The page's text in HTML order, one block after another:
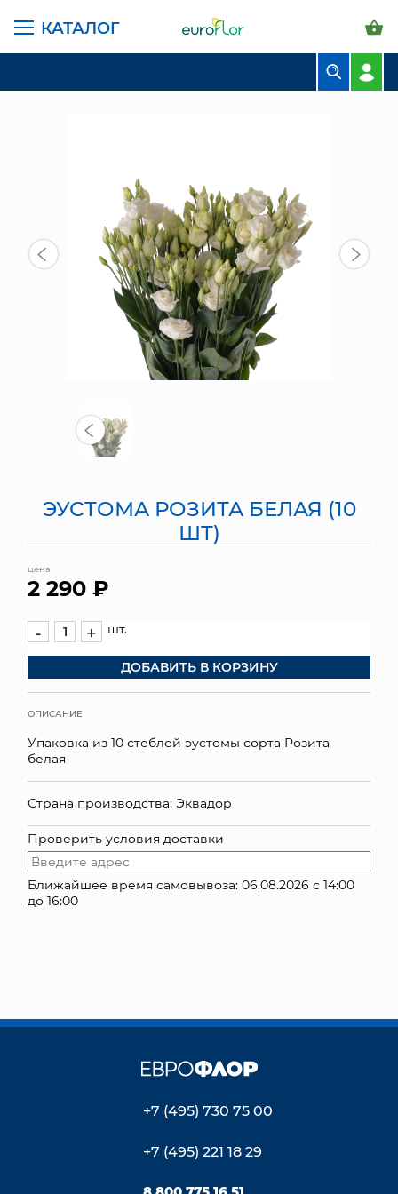
КАТАЛОГ
СВАДЕБНАЯ ФЛОРИСТИКА
КОМНАТНЫЕ РАСТЕНИЯ
ГОРШКИ И КАШПО
ГРУНТЫ И УДОБРЕНИЯ
ПРЕДМЕТЫ ИНТЕРЬЕРА
ЯЩИКИ
СУНДУКИ
ПОДАРОЧНЫЕ КАРТЫ
ОПТОВЫМ КЛИЕНТАМ
ДОСТАВКА И ОПЛАТА
ГЛАВНАЯ СТРАНИЦА КАТАЛОГ
ЦВЕТЫ В ПАЧКАХ
ЭУСТОМА РОЗИТА БЕЛАЯ (10
ШТ)
цена
2 290 ₽
- + шт.
ДОБАВИТЬ В КОРЗИНУ
ОПИСАНИЕ
Упаковка из 10 стеблей эустомы сорта Розита
белая
Страна производства: Эквадор
Проверить условия доставки
Ближайшее время самовывоза: 06.08.2026 с 14:00
до 16:00
+7 (495) 730 75 00
+7 (495) 221 18 29